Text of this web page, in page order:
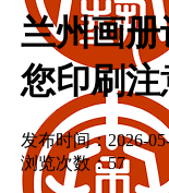
兰州画
您印刷
发布时间：2026-
浏览次数：57